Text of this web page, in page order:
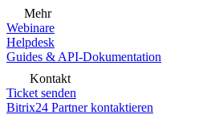
Mehr
Webinare
Helpdesk
Guides & API-Dokumentation
Kontakt
Ticket senden
Bitrix24 Partner kontaktieren